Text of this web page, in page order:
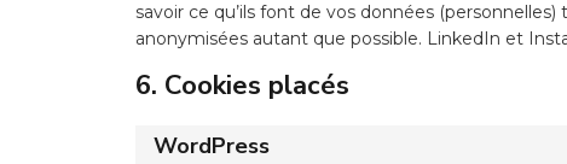
savoir ce qu’ils font de vos données
anonymisées autant que possible. LinkedIn et
6. Cookies placés
WordPress